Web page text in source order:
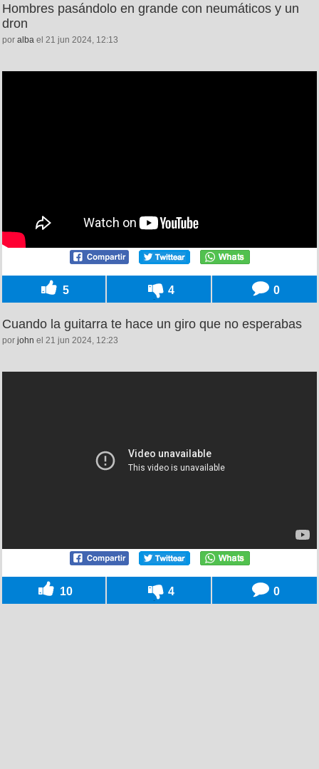
Hombres pasándolo en grande con neumáticos y un
dron
por alba el 21 jun 2024, 12:13
5 4 0
Cuando la guitarra te hace un giro que no esperabas
por john el 21 jun 2024, 12:23
10 4 0